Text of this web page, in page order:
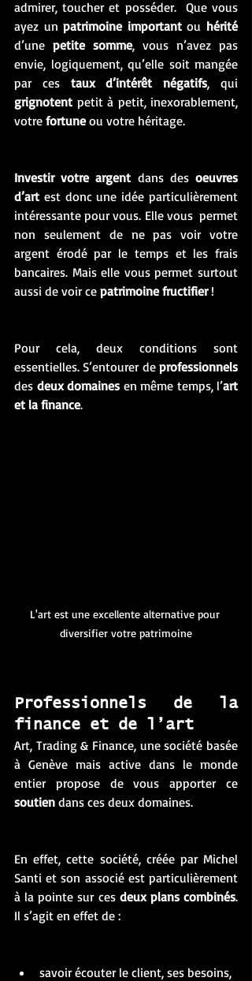
admirer, toucher et posséder.  Que vous
ayez un patrimoine important ou hérité
d’une petite somme, vous n’avez pas
envie, logiquement, qu’elle soit mangée
par ces taux d’intérêt négatifs
grignotent petit à petit, inexorablement,
votre fortune ou votre héritage.
Investir votre argent dans des oeuvres
d’art est donc une idée particulièrement
intéressante pour vous. Elle vous  permet
non seulement de ne pas voir votre
argent érodé par le temps et les frais
bancaires. Mais elle vous permet surtout
aussi de voir ce patrimoine fructifier !
Pour cela, deux conditions sont
essentielles. S’entourer de professionnels
des deux domaines en même temps, l’art
et la finance.
L'art est une excellente alternative pour
diversifier votre patrimoine
Professionnels de la
finance et de l’art
Art, Trading & Finance, une société basée
à Genève mais active dans le monde
soutien dans ces deux domaines.
En effet, cette société, créée par Michel
Santi et son associé est particulièrement
à la pointe sur ces deux plans combinés.
Il s’agit en effet de :
savoir écouter le client, ses besoins,